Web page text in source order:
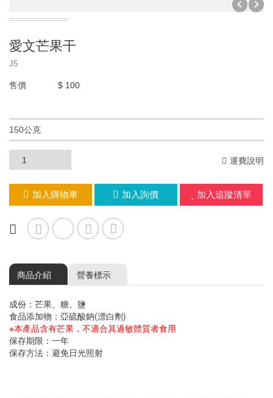
李子系列
愛文芒果干
J5
售價 $ 100
運費說明
加入購物車 加入詢價 加入追蹤清單
商品介紹 營養標示
成份：芒果、糖、鹽
食品添加物：亞硫酸鈉(漂白劑)
※本產品含有芒果，不適合其過敏體質者食用
保存期限：一年
保存方法：避免日光照射